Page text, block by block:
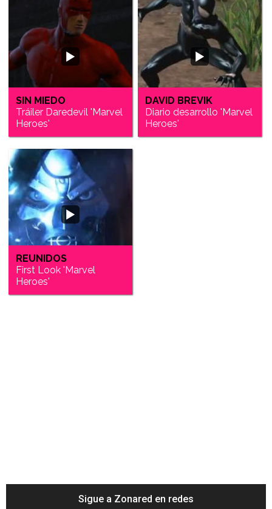
SIN MIEDO
Tráiler Daredevil 'Marvel
Heroes'
DAVID BREVIK
Diario desarrollo 'Marvel
Heroes'
REUNIDOS
First Look 'Marvel
Heroes'
Sigue a Zonared en redes